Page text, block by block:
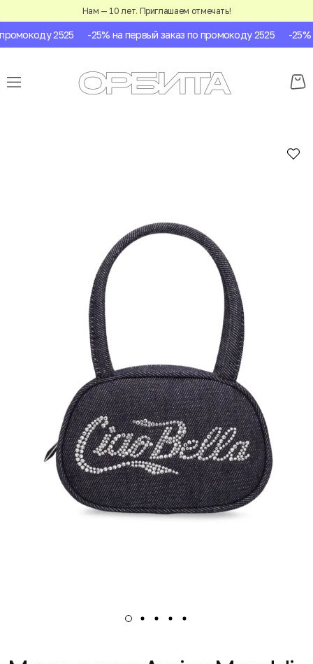
Нам — 10 лет. Приглашаем отмечать!
2525 -25% на первый заказ по промокоду 2525 -25%